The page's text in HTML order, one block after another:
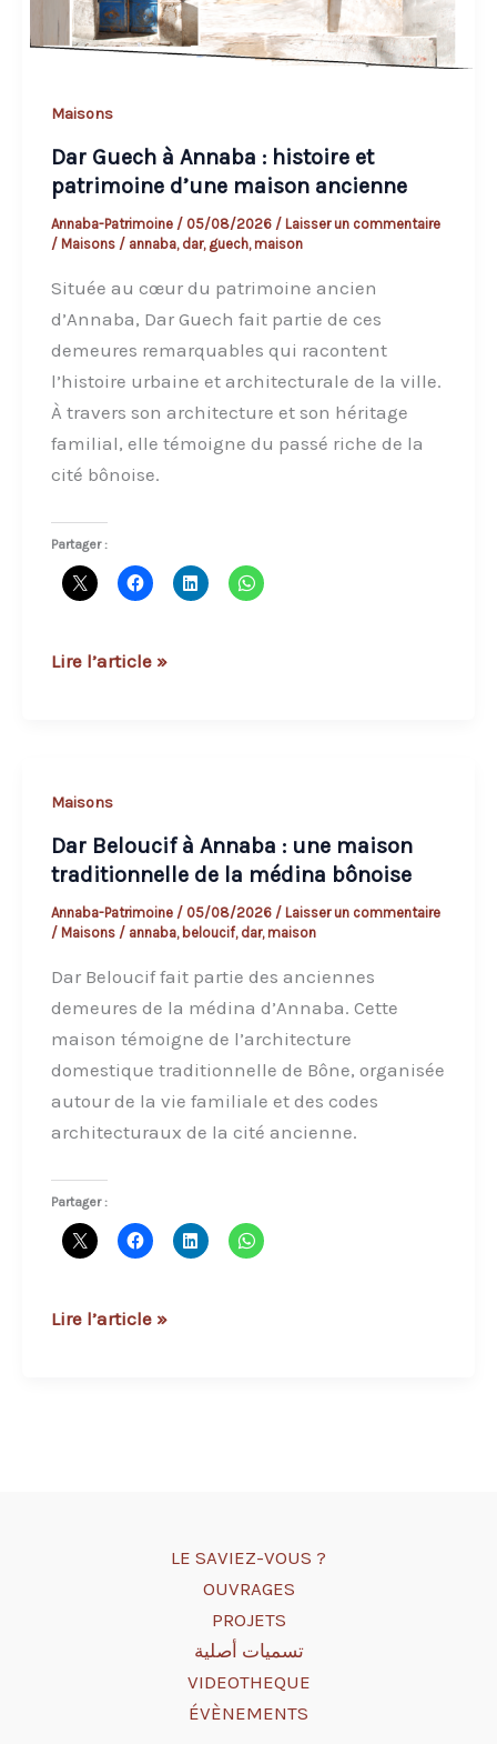
Maisons
Dar Guech à Annaba : histoire et
patrimoine d’une maison ancienne
Annaba-Patrimoine / 05/08/2026 / Laisser un commentaire
/ Maisons/ annaba, dar, guech,maison
Située au cœur du patrimoine ancien
d’Annaba, Dar Guech fait partie de ces
demeures remarquables qui racontent
l’histoire urbaine et architecturale de la ville.
À travers son architecture et son héritage
familial, elle témoigne du passé riche de la
cité bônoise.
Partager :
Dar
histoire
et
patrimoine
d’une
maison
ancienne
Lire l’article »
Maisons
Dar Beloucif à Annaba : une maison
traditionnelle de la médina bônoise
Annaba-Patrimoine / 05/08/2026 / Laisser un commentaire
/ Maisons/ annaba, beloucif, dar,maison
Dar Beloucif fait partie des anciennes
demeures de la médina d’Annaba. Cette
maison témoigne de l’architecture
domestique traditionnelle de Bône, organisée
autour de la vie familiale et des codes
architecturaux de la cité ancienne.
Partager :
Dar
Lire l’article »
LE SAVIEZ-VOUS ?
OUVRAGES
PROJETS
تسميات أصلية
VIDEOTHEQUE
ÉVÈNEMENTS